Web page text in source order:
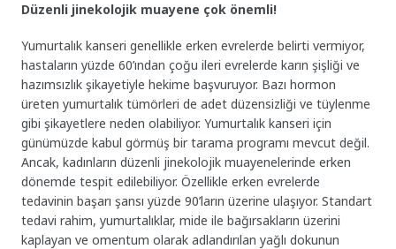
Düzenli jinekolojik muayene çok önemli!
Yumurtalık kanseri genellikle erken evrelerde belirti vermiyor,
hastaların yüzde 60’ından çoğu ileri evrelerde karın şişliği ve
hazımsızlık şikayetiyle hekime başvuruyor. Bazı hormon
üreten yumurtalık tümörleri de adet düzensizliği ve tüylenme
gibi şikayetlere neden olabiliyor. Yumurtalık kanseri için
günümüzde kabul görmüş bir tarama programı mevcut değil.
Ancak, kadınların düzenli jinekolojik muayenelerinde erken
dönemde tespit edilebiliyor. Özellikle erken evrelerde
tedavinin başarı şansı yüzde 90’ların üzerine ulaşıyor. Standart
tedavi rahim, yumurtalıklar, mide ile bağırsakların üzerini
kaplayan ve omentum olarak adlandırılan yağlı dokunun